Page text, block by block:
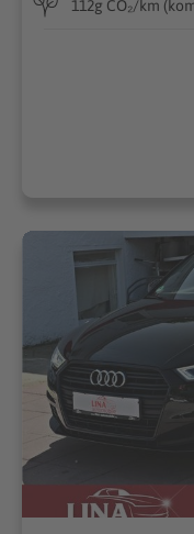
112g CO₂/km